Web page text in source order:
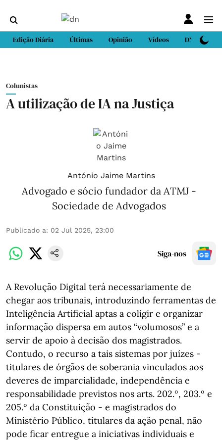
Edição Diária Últimas Opinião Vídeos DN Sport
Colunistas
A utilização de IA na Justiça
António Jaime Martins
Advogado e sócio fundador da ATMJ -
Sociedade de Advogados
Publicado a: 02 Jul 2025, 23:00
Siga-nos
A Revolução Digital terá necessariamente de
chegar aos tribunais, introduzindo ferramentas de
Inteligência Artificial aptas a coligir e organizar
informação dispersa em autos “volumosos” e a
servir de apoio à decisão dos magistrados.
Contudo, o recurso a tais sistemas por juízes -
titulares de órgãos de soberania vinculados aos
deveres de imparcialidade, independência e
responsabilidade previstos nos arts. 202.º, 203.º e
205.º da Constituição - e magistrados do
Ministério Público, titulares da ação penal, não
pode ficar entregue a iniciativas individuais e